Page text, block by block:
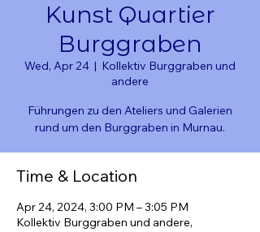
Kunst Quartier
Burggraben
Wed, Apr 24
  |
Kollektiv Burggraben und
andere
Führungen zu den Ateliers und Galerien
rund um den Burggraben in Murnau.
Time & Location
Apr 24, 2024, 3:00 PM – 3:05 PM
Kollektiv Burggraben und andere,